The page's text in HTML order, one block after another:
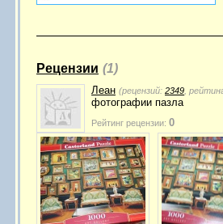
Рецензии (1)
Леан (рецензий: 2349 ,
фотографии пазла
Рейтинг рецензии: 0